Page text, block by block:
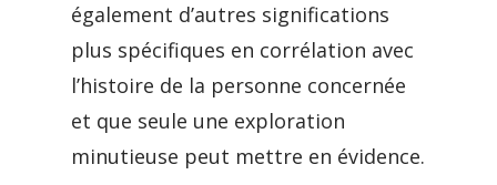
également d’autres significations
plus spécifiques en corrélation avec
l’histoire de la personne concernée
et que seule une exploration
minutieuse peut mettre en évidence.